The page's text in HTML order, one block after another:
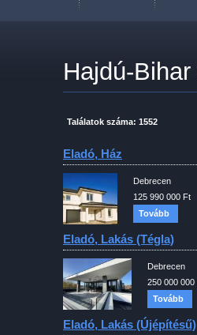
Hajdú-
Találatok száma: 1552
Eladó, Ház
Debrecen
125 990 000 Ft
Tovább
Eladó, Lakás (tégla)
Debrecen
250 000 000
Tovább
Eladó, Lakás (újépítésű)